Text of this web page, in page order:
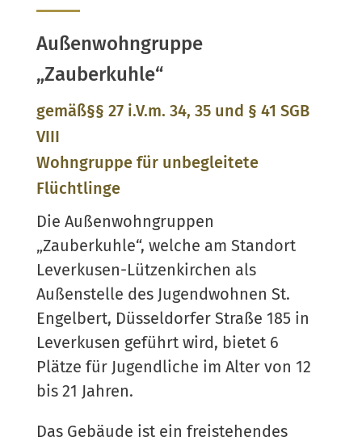
Außenwohngruppe
„Zauberkuhle“
gemäß§§ 27 i.V.m. 34, 35 und § 41 SGB
VIII
Wohngruppe für unbegleitete
Flüchtlinge
Die Außenwohngruppen
„Zauberkuhle“, welche am Standort
Leverkusen-Lützenkirchen als
Außenstelle des Jugendwohnen St.
Engelbert, Düsseldorfer Straße 185 in
Leverkusen geführt wird, bietet 6
Plätze für Jugendliche im Alter von 12
bis 21 Jahren.
Das Gebäude ist ein freistehendes